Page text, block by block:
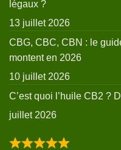
légaux ?
13 juillet 2026
CBG, CBC, CBN : le
montent en 2026
10 juillet 2026
C’est quoi l’huile CB2 ?
juillet 2026